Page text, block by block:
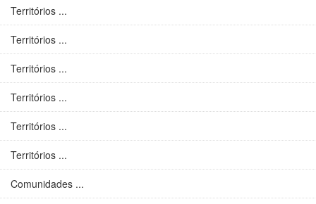
Territórios ...
Territórios ...
Territórios ...
Territórios ...
Territórios ...
Territórios ...
Comunidades ...